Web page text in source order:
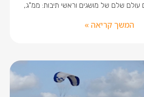
עולם שלם של מושגים וראשי תיבות: ממ"ג,
המשך קריאה »